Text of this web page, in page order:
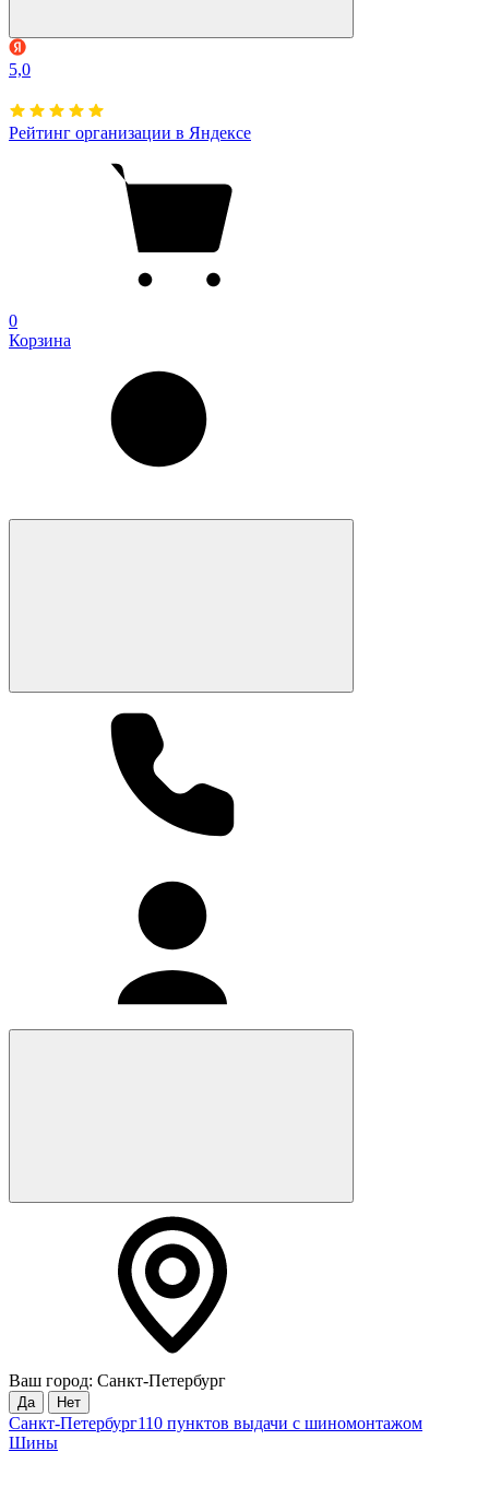
5,0
Рейтинг организации в Яндексе
0
Корзина
Ваш город: Санкт-Петербург
Да Нет
Санкт-Петербург110 пунктов выдачи с шиномонтажом
Шины